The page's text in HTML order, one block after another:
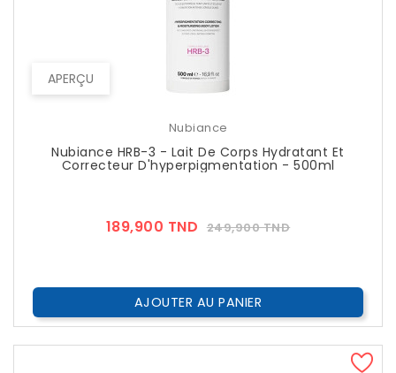
APERÇU
Nubiance
Nubiance HRB-3 - Lait De Corps Hydratant Et
Correcteur D'hyperpigmentation - 500ml
189,900 TND Prix
249,900 TNDPrix
AJOUTER AU PANIER